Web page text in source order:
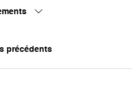
précédents